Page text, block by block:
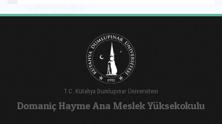
T.C. Kütahya Dumlupınar Üniversitesi
Domaniç Hayme Ana Meslek Yüksekokulu